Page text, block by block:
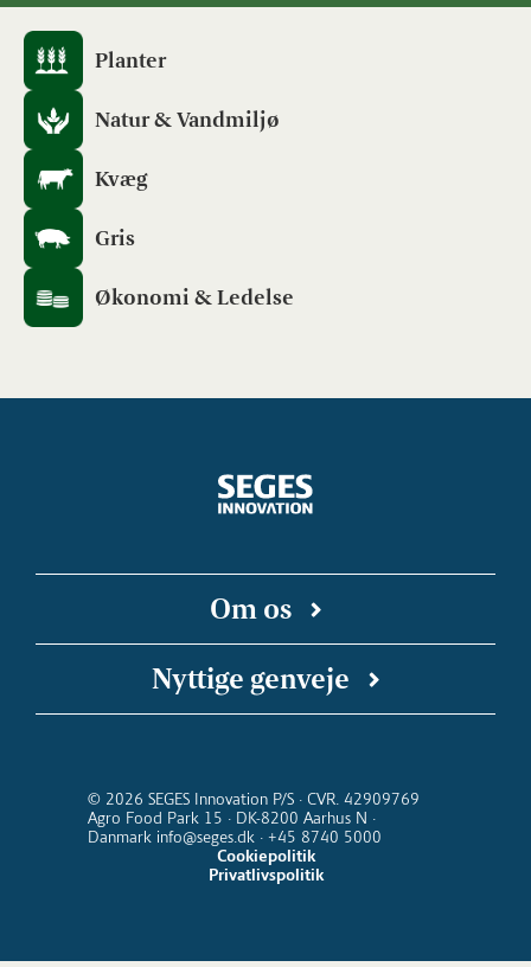
Planter
Natur & Vandmiljø
Kvæg
Gris
Økonomi & Ledelse
Om os
SEGES Innovation er en uafhængig forsknings-
og innovationsvirksomhed, der arbejder for en
indsigter med digitale teknologier, så ny viden
kommer ud at virke i stalden, i marken og i
hele værdikæden fra jord til bord.
Nyttige genveje
© 2026 SEGES Innovation P/S · CVR. 42909769
Agro Food Park 15 · DK-8200 Aarhus N ·
Danmark info@seges.dk · +45 8740 5000
Cookiepolitik
Privatlivspolitik